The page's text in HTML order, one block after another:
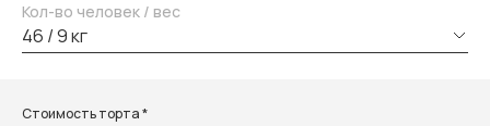
Кол-во человек / вес
46 / 9 кг
Стоимость торта *